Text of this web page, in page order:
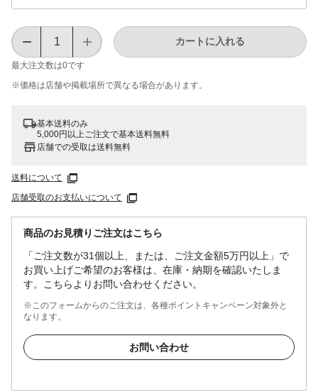
最大注文数は0です
カートに入れる
※価格は​店舗や​掲載場所で​異なる​場合が​あります。
基本送料のみ
5,000円以上ご注文で基本送料無料
店舗での受取は送料無料
送料について
店舗受取のお支払いについて
商品のお見積りご注文はこちら
「ご注文数が31個以上、または、ご注文金額5万円以上」で
お買い上げご希望のお客様は、在庫・納期を確認いたしま
す。こちらよりお問い合わせください。
※このフォームからのご注文は、各種ポイントキャンペーン対象外と
なります。
お問い合わせ